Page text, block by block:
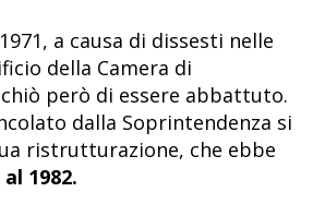
a causa di dissesti nelle
della Camera di
però di essere abbattuto.
dalla Soprintendenza si
ristrutturazione, che ebbe
al 1982.